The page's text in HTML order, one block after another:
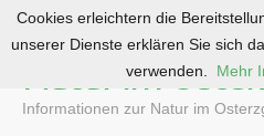
Natur im
Informationen zur Natur im
Cookies erleichtern die
unserer Dienste erklären Sie sich
verwenden.
Mehr